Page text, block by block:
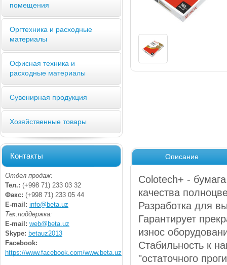
помещения
Оргтехника и расходные
материалы
Офисная техника и
расходные материалы
Сувенирная продукция
Хозяйственные товары
Контакты
Отдел продаж:
Тел.: (+998 71) 233 03 32
Факс: (+998 71) 233 05 44
E-mail: info@beta.uz
Тех.поддержка:
E-mail: web@beta.uz
Skype: betauz2013
Facebook:
https://www.facebook.com/www.beta.uz
Описание
Colotech+ -
качества
Разработка для
Гарантирует
износ
Стабильность к
"остаточного